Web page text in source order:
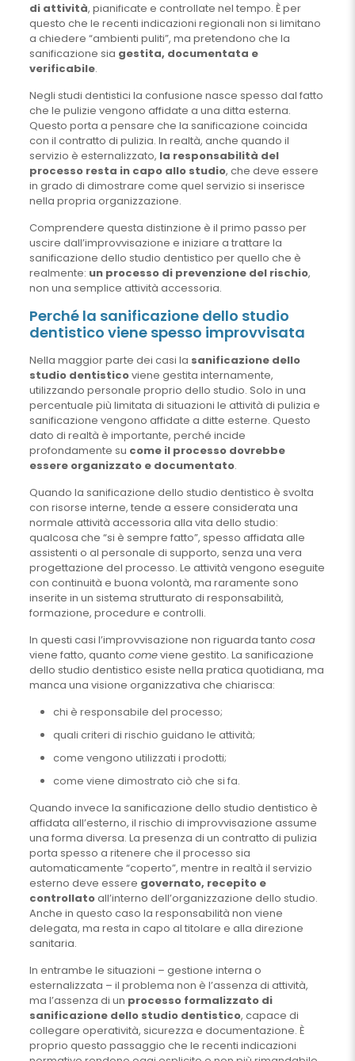
di attività, pianificate e controllate nel tempo. È per
questo che le recenti indicazioni regionali non si limitano
a chiedere “ambienti puliti”, ma pretendono che la
sanificazione sia gestita, documentata e
verificabile.
Negli studi dentistici la confusione nasce spesso dal fatto
che le pulizie vengono affidate a una ditta esterna.
Questo porta a pensare che la sanificazione coincida
con il contratto di pulizia. In realtà, anche quando il
servizio è esternalizzato, la responsabilità del
processo resta in capo allo studio, che deve essere
in grado di dimostrare come quel servizio si inserisce
nella propria organizzazione.
Comprendere questa distinzione è il primo passo per
uscire dall’improvvisazione e iniziare a trattare la
sanificazione dello studio dentistico per quello che è
realmente: un processo di prevenzione del rischio,
non una semplice attività accessoria.
Perché la sanificazione dello studio
dentistico viene spesso improvvisata
Nella maggior parte dei casi la sanificazione dello
studio dentisticoviene gestita internamente,
utilizzando personale proprio dello studio. Solo in una
percentuale più limitata di situazioni le attività di pulizia e
sanificazione vengono affidate a ditte esterne. Questo
dato di realtà è importante, perché incide
profondamente su come il processo dovrebbe
essere organizzato e documentato.
Quando la sanificazione dello studio dentistico è svolta
con risorse interne, tende a essere considerata una
normale attività accessoria alla vita dello studio:
qualcosa che “si è sempre fatto”, spesso affidata alle
assistenti o al personale di supporto, senza una vera
progettazione del processo. Le attività vengono eseguite
con continuità e buona volontà, ma raramente sono
inserite in un sistema strutturato di responsabilità,
formazione, procedure e controlli.
In questi casi l’improvvisazione non riguarda tanto cosa
viene fatto, quanto comeviene gestito. La sanificazione
dello studio dentistico esiste nella pratica quotidiana, ma
manca una visione organizzativa che chiarisca:
chi è responsabile del processo;
quali criteri di rischio guidano le attività;
come vengono utilizzati i prodotti;
come viene dimostrato ciò che si fa.
Quando invece la sanificazione dello studio dentistico è
affidata all’esterno, il rischio di improvvisazione assume
una forma diversa. La presenza di un contratto di pulizia
porta spesso a ritenere che il processo sia
automaticamente “coperto”, mentre in realtà il servizio
esterno deve essere governato, recepito e
controllatoall’interno dell’organizzazione dello studio.
Anche in questo caso la responsabilità non viene
delegata, ma resta in capo al titolare e alla direzione
sanitaria.
In entrambe le situazioni – gestione interna o
esternalizzata – il problema non è l’assenza di attività,
ma l’assenza di un processo formalizzato di
sanificazione dello studio dentistico, capace di
collegare operatività, sicurezza e documentazione. È
proprio questo passaggio che le recenti indicazioni